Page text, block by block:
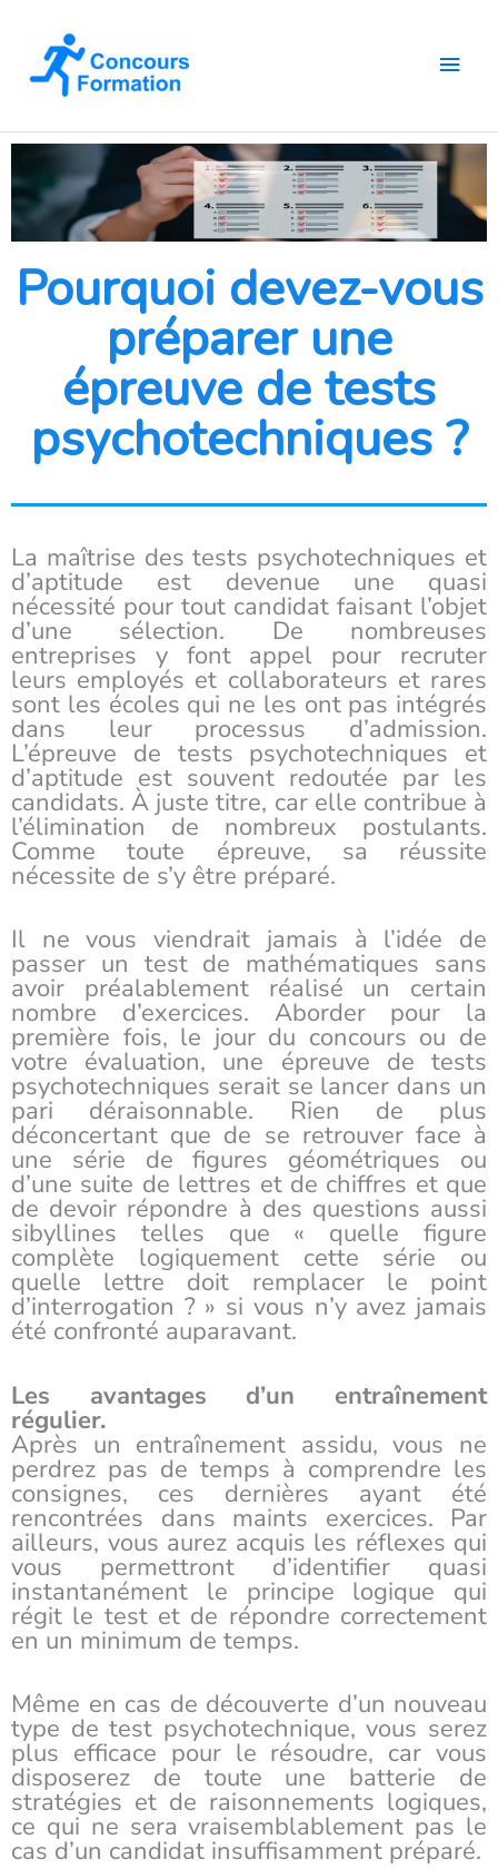
contenu
Pourquoi devez-vous
préparer une
épreuve de tests
psychotechniques ?
La maîtrise des tests psychotechniques et
d’aptitude est devenue une quasi
nécessité pour tout candidat faisant l’objet
d’une sélection. De nombreuses
entreprises y font appel pour recruter
leurs employés et collaborateurs et rares
sont les écoles qui ne les ont pas intégrés
dans leur processus d’admission.
L’épreuve de tests psychotechniques et
d’aptitude est souvent redoutée par les
candidats. À juste titre, car elle contribue à
l’élimination de nombreux postulants.
Comme toute épreuve, sa réussite
nécessite de s’y être préparé.
Il ne vous viendrait jamais à l’idée de
passer un test de mathématiques sans
avoir préalablement réalisé un certain
nombre d’exercices. Aborder pour la
première fois, le jour du concours ou de
votre évaluation, une épreuve de tests
psychotechniques serait se lancer dans un
pari déraisonnable. Rien de plus
déconcertant que de se retrouver face à
une série de figures géométriques ou
d’une suite de lettres et de chiffres et que
de devoir répondre à des questions aussi
sibyllines telles que « quelle figure
complète logiquement cette série ou
quelle lettre doit remplacer le point
d’interrogation ? » si vous n’y avez jamais
été confronté auparavant.
Les avantages d’un entraînement
régulier.
Après un entraînement assidu, vous ne
perdrez pas de temps à comprendre les
consignes, ces dernières ayant été
rencontrées dans maints exercices. Par
ailleurs, vous aurez acquis les réflexes qui
vous permettront d’identifier quasi
instantanément le principe logique qui
régit le test et de répondre correctement
en un minimum de temps.
Même en cas de découverte d’un nouveau
type de test psychotechnique, vous serez
plus efficace pour le résoudre, car vous
disposerez de toute une batterie de
stratégies et de raisonnements logiques,
ce qui ne sera vraisemblablement pas le
cas d’un candidat insuffisamment préparé.